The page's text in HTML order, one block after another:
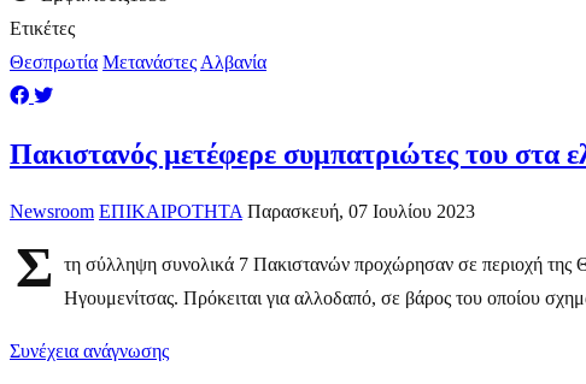
Ετικέτες
Θεσπρωτία Μετανάστες Αλβανία
Πακιστανός μετέφερε συμπατριώτες του στα
Newsroom ΕΠΙΚΑΙΡΟΤΗΤΑ Παρασκευή, 07 Ιουλίου 2023
Σ
τη σύλληψη συνολικά 7 Πακιστανών προχώρησαν σε περιοχή
Ηγουμενίτσας. Πρόκειται για αλλοδαπό, σε βάρος του οποίου
Συνέχεια ανάγνωσης